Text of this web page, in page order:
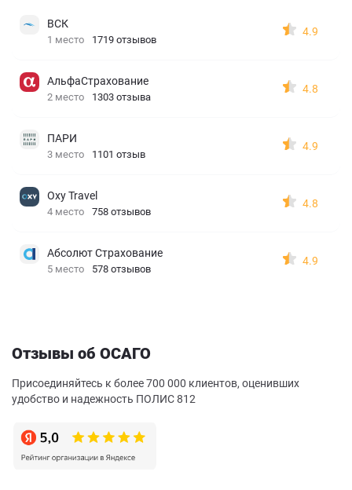
ВСК
1 место 1719 отзывов
4.9
АльфаСтрахование
2 место 1303 отзыва
4.8
ПАРИ
3 место 1101 отзыв
4.9
Oxy Travel
4 место 758 отзывов
4.8
Абсолют Страхование
5 место 578 отзывов
4.9
Отзывы об ОСАГО
Присоединяйтесь к более 700 000 клиентов, оценивших
удобство и надежность ПОЛИС 812